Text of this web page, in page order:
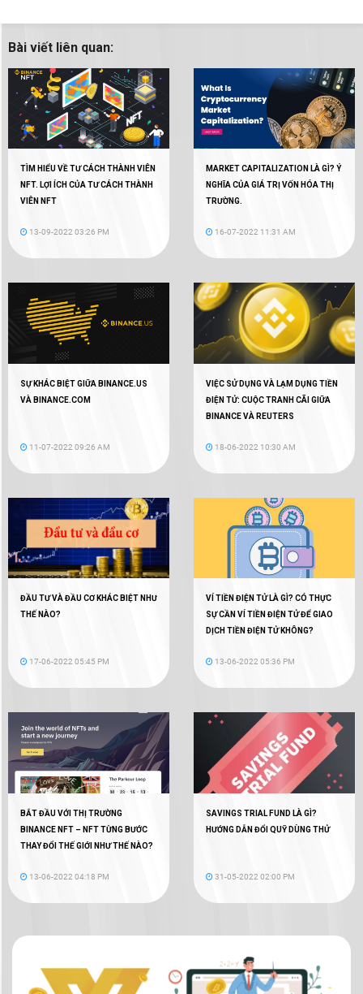
Bài viết liên quan:
TÌM HIỂU VỀ TƯ CÁCH THÀNH VIÊN
NFT. LỢI ÍCH CỦA TƯ CÁCH THÀNH
VIÊN NFT
13-09-2022 03:26 PM
MARKET CAPITALIZATION LÀ GÌ? Ý
NGHĨA CỦA GIÁ TRỊ VỐN HÓA THỊ
TRƯỜNG.
16-07-2022 11:31 AM
SỰ KHÁC BIỆT GIỮA BINANCE.US
VÀ BINANCE.COM
11-07-2022 09:26 AM
VIỆC SỬ DỤNG VÀ LẠM DỤNG TIỀN
ĐIỆN TỬ: CUỘC TRANH CÃI GIỮA
BINANCE VÀ REUTERS
18-06-2022 10:30 AM
ĐẦU TƯ VÀ ĐẦU CƠ KHÁC BIỆT NHƯ
THẾ NÀO?
17-06-2022 05:45 PM
VÍ TIỀN ĐIỆN TỬ LÀ GÌ? CÓ THỰC
SỰ CẦN VÍ TIỀN ĐIỆN TỬ ĐỂ GIAO
DỊCH TIỀN ĐIỆN TỬ KHÔNG?
13-06-2022 05:36 PM
BẮT ĐẦU VỚI THỊ TRƯỜNG
BINANCE NFT – NFT TỪNG BƯỚC
THAY ĐỔI THẾ GIỚI NHƯ THẾ NÀO?
13-06-2022 04:18 PM
SAVINGS TRIAL FUND LÀ GÌ?
HƯỚNG DẪN ĐỔI QUỸ DÙNG THỬ
31-05-2022 02:00 PM